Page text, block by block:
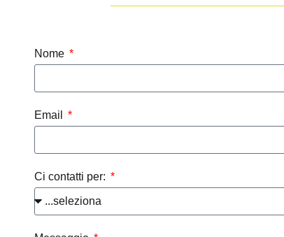
Nome
Email
Ci contatti per: